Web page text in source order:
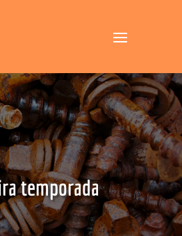
temporada